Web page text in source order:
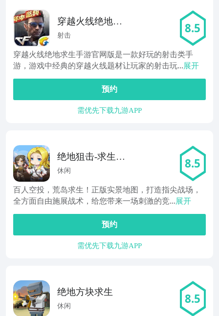
穿越火线绝地求
生
射击 8.5
穿越火线绝地求生手游官网版是一款好玩的射击类手
游，游戏中经典的穿越火线题材让玩家的射击玩...展开
预约
需优先下载九游APP
绝地狙击-求生精
英
休闲 8.5
百人空投，荒岛求生！正版实景地图，打造指尖战场，
全方面自由施展战术，给您带来一场刺激的竞...展开
预约
需优先下载九游APP
绝地方块求生
休闲 8.5